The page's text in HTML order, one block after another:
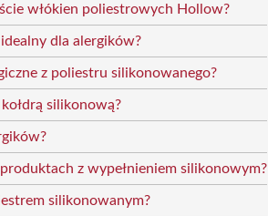
włókien poliestrowych Hollow?
dla alergików?
z poliestru silikonowanego?
silikonową?
z wypełnieniem silikonowym?
silikonowanym?